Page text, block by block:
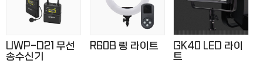
UWP-D21 무선
송수신기
R60B 링 라이트
GK40 LED 라이
트